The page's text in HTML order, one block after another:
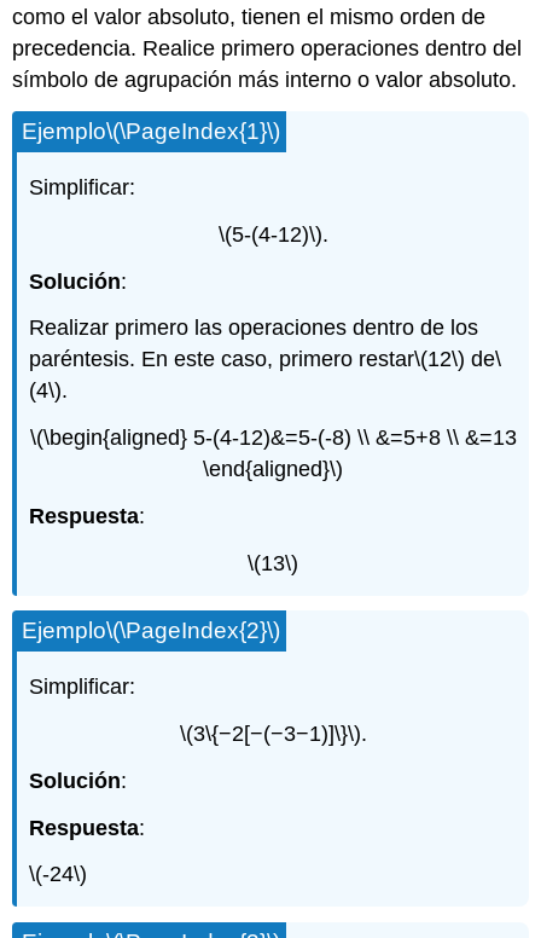
como el valor absoluto, tienen el mismo orden de
precedencia. Realice primero operaciones dentro del
símbolo de agrupación más interno o valor absoluto.
Ejemplo\(\PageIndex{1}\)
Simplificar:
\(5-(4-12)\).
Solución:
Realizar primero las operaciones dentro de los
paréntesis. En este caso, primero restar\(12\) de\
(4\).
\(\begin{aligned} 5-(4-12)&=5-(-8) \\ &=5+8 \\ &=13
\end{aligned}\)
Respuesta:
\(13\)
Ejemplo\(\PageIndex{2}\)
Simplificar:
\(3\{−2[−(−3−1)]\}\).
Solución:
Respuesta:
\(-24\)